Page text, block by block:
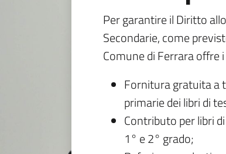
Per garantire il Diritto
Secondarie, come
Comune di Ferrara offre
Fornitura gratuita a
primarie dei libri di
Contributo per libri
1° e 2° grado;